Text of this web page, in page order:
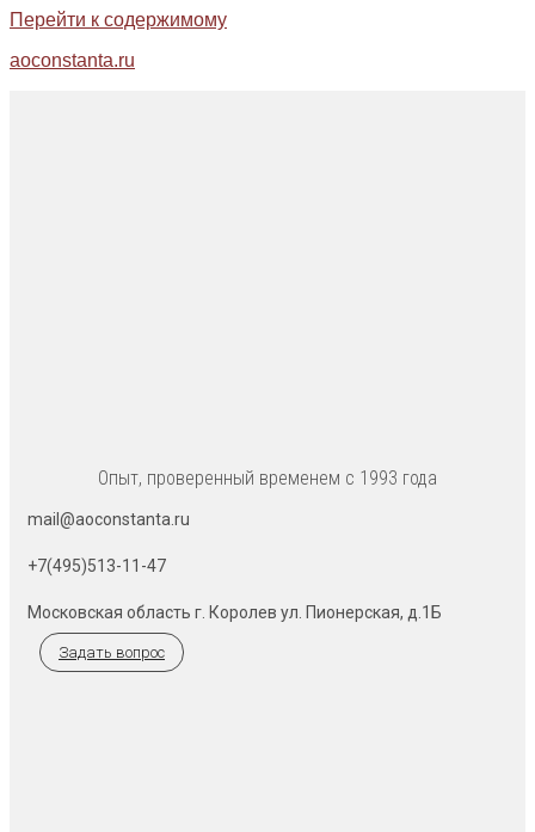
Перейти к содержимому
aoconstanta.ru
Опыт, проверенный временем с 1993 года
mail@aoconstanta.ru
+7(495)513-11-47
Московская область г. Королев ул. Пионерская, д.1Б
Задать вопрос